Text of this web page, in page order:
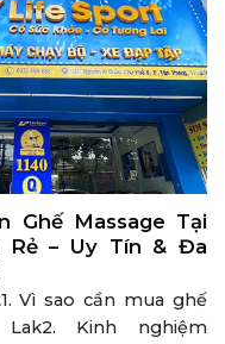
Ghế Massage Tại
Rẻ – Uy Tín & Đa
Vì sao cần mua ghế
Lak2. Kinh nghiệm